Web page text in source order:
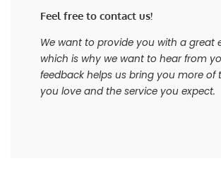
Feel free to contact us!
We want to provide you with a great
which is why we want to hear from
feedback helps us bring you more of
you love and the service you expect.